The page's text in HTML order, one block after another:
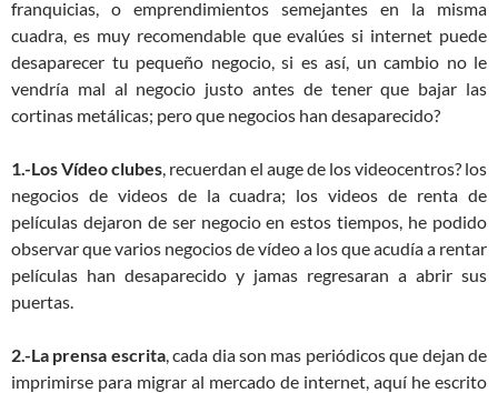
franquicias, o emprendimientos semejantes en la misma
cuadra, es muy recomendable que evalúes si internet puede
desaparecer tu pequeño negocio, si es así, un cambio no le
vendría mal al negocio justo antes de tener que bajar las
cortinas metálicas; pero que negocios han desaparecido?
1.-Los Vídeo clubes, recuerdan el auge de los videocentros? los
negocios de videos de la cuadra; los videos de renta de
películas dejaron de ser negocio en estos tiempos, he podido
observar que varios negocios de vídeo a los que acudía a rentar
películas han desaparecido y jamas regresaran a abrir sus
puertas.
2.-La prensa escrita, cada dia son mas periódicos que dejan de
imprimirse para migrar al mercado de internet, aquí he escrito